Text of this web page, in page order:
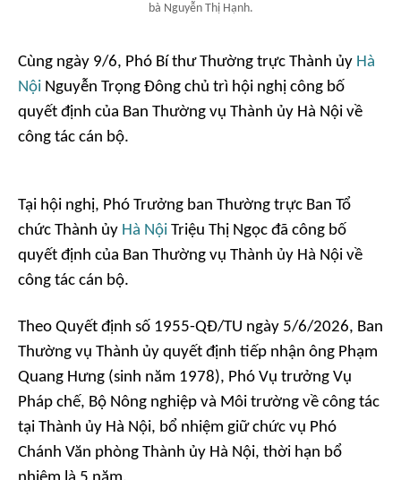
bà Nguyễn Thị Hạnh.
Cùng ngày 9/6, Phó Bí thư Thường trực Thành ủy Hà
Nội Nguyễn Trọng Đông chủ trì hội nghị công bố
quyết định của Ban Thường vụ Thành ủy Hà Nội về
công tác cán bộ.
Tại hội nghị, Phó Trưởng ban Thường trực Ban Tổ
chức Thành ủy Hà Nội Triệu Thị Ngọc đã công bố
quyết định của Ban Thường vụ Thành ủy Hà Nội về
công tác cán bộ.
Theo Quyết định số 1955-QĐ/TU ngày 5/6/2026, Ban
Thường vụ Thành ủy quyết định tiếp nhận ông Phạm
Quang Hưng (sinh năm 1978), Phó Vụ trưởng Vụ
Pháp chế, Bộ Nông nghiệp và Môi trường về công tác
tại Thành ủy Hà Nội, bổ nhiệm giữ chức vụ Phó
Chánh Văn phòng Thành ủy Hà Nội, thời hạn bổ